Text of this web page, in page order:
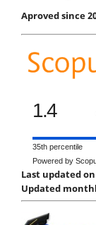
Aproved since
1.4
35th percentile
Powered by
Last updated
Updated